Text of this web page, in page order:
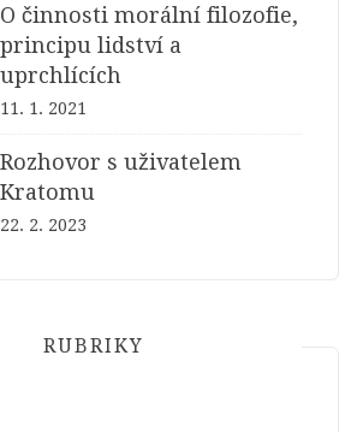
O činnosti morální filozofie,
principu lidství a
uprchlících
11. 1. 2021
Rozhovor s uživatelem
Kratomu
22. 2. 2023
RUBRIKY